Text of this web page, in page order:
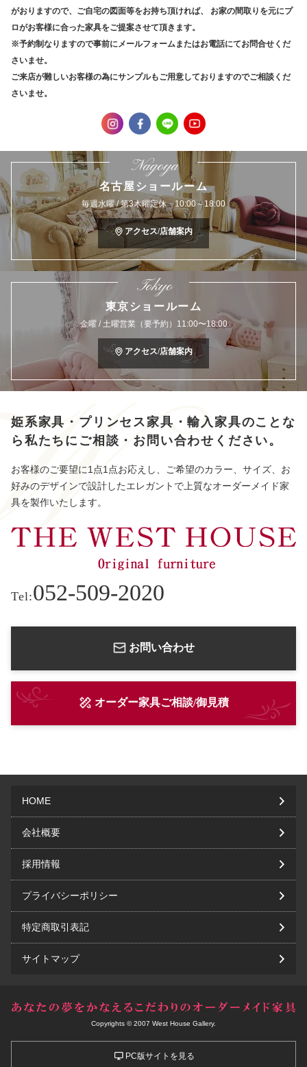
がおりますので、ご自宅の図面等をお持ち頂ければ、
お家の間取りを元にプ
ロがお客様に合った家具をご提案させて頂きます。
※予約制なりますので事前にメールフォームまたはお電話にてお問合せくだ
さいませ。
ご来店が難しいお客様の為にサンプルもご用意しておりますのでご相談くだ
さいませ。
Nagoya
名古屋ショールーム
毎週水曜 / 第3木曜定休 10:00～18:00
アクセス/店舗案内
Tokyo
東京ショールーム
金曜 / 土曜営業（要予約）11:00〜18:00
アクセス/店舗案内
姫系家具・プリンセス家具・輸入家具のことな
ら 私たちにご相談・お問い合わせください。
お客様のご要望に1点1点お応えし、ご希望のカラー、サイズ、お
好みのデザインで設計したエレガントで上質なオーダーメイド家
具を製作いたします。
Tel:052-509-2020
お問い合わせ
オーダー家具ご相談/御見積
HOME
会社概要
採用情報
プライバシーポリシー
特定商取引表記
サイトマップ
Copyrights © 2007 West House Gallery.
PC版サイトを見る